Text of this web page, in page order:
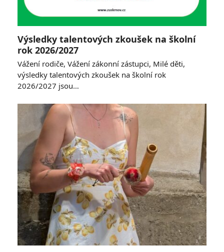
Výsledky talentových zkoušek na školní
rok 2026/2027
Vážení rodiče, Vážení zákonní zástupci, Milé děti,
výsledky talentových zkoušek na školní rok
2026/2027 jsou…